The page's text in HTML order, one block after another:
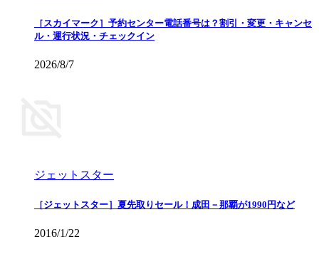
［スカイマーク］予約センター電話番号は？割引・変更・キャンセ
ル・運行状況・チェックイン
2026/8/7
ジェットスター
［ジェットスター］夏先取りセール！成田－那覇が1990円など
2016/1/22